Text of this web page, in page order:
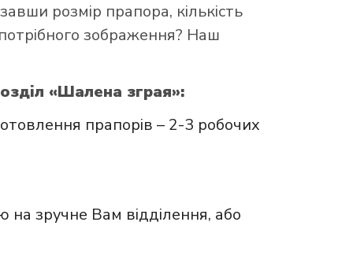
розмір прапора, кількість
зображення? Наш
«Шалена зграя»:
прапорів – 2-3 робочих
зручне Вам відділення, або